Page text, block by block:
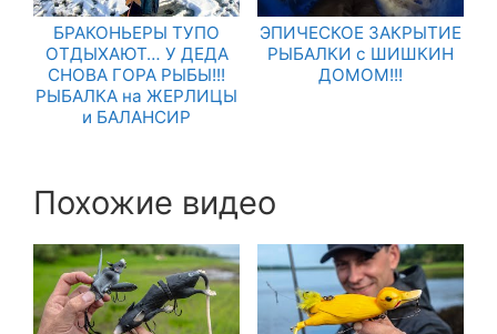
БРАКОНЬЕРЫ ТУПО
ОТДЫХАЮТ… У ДЕДА
СНОВА ГОРА РЫБЫ!!!
РЫБАЛКА на ЖЕРЛИЦЫ
и БАЛАНСИР
ЭПИЧЕСКОЕ ЗАКРЫТИЕ
РЫБАЛКИ с ШИШКИН
ДОМОМ!!!
Похожие видео